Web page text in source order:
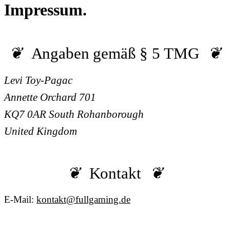
Impressum.
Angaben gemäß § 5 TMG
Levi Toy-Pagac
Annette Orchard 701
KQ7 0AR South Rohanborough
United Kingdom
Kontakt
E-Mail: kontakt@fullgaming.de